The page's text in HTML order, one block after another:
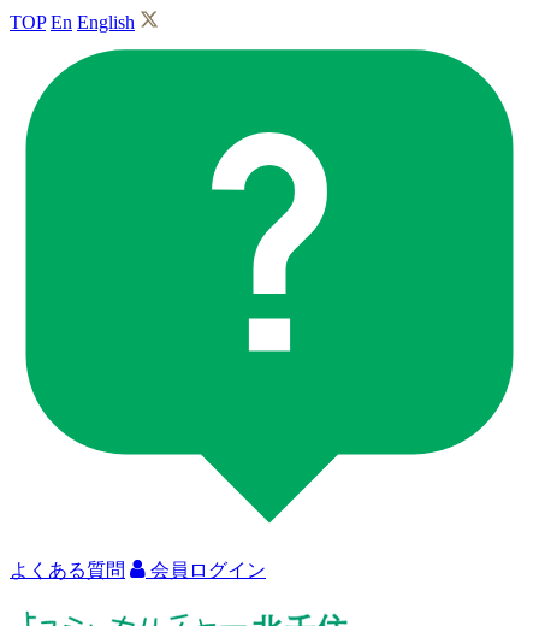
TOP En English
よくある質問 会員ログイン